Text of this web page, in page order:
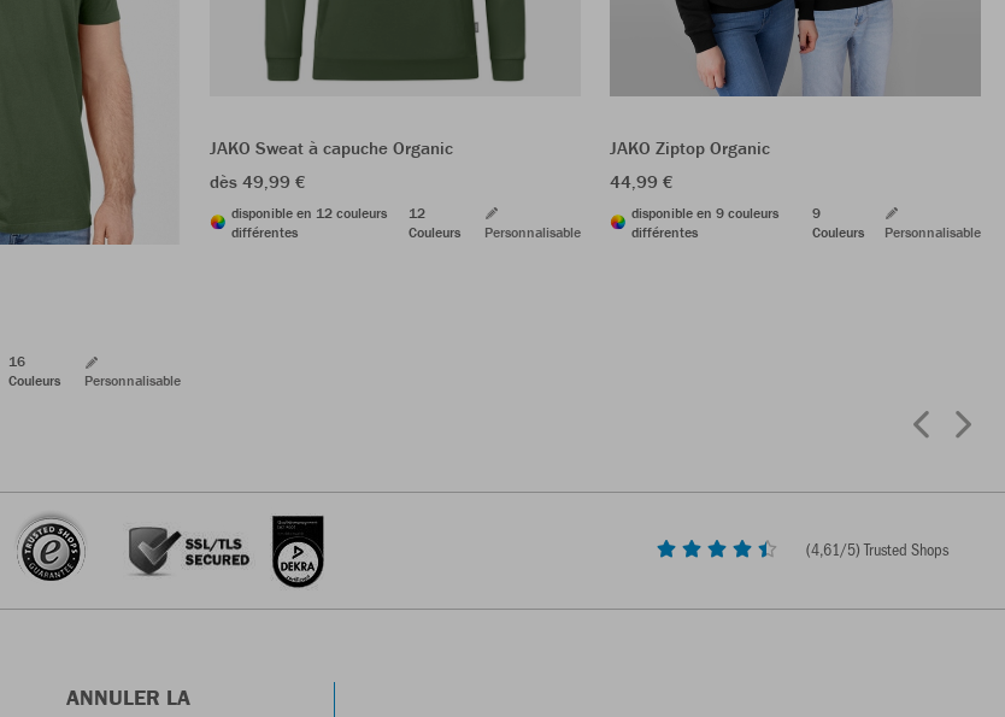
16
Couleurs
Personnalisable
JAKO Sweat à capuche Organic
dès 49,99 €
disponible en 12 couleurs
différentes
12
Couleurs
Personnalisable
JAKO Ziptop Organic
44,99 €
disponible en 9 couleurs
différentes
9
Couleurs
Personnalisable
(4,61/5) Trusted Shops
ANNULER LA